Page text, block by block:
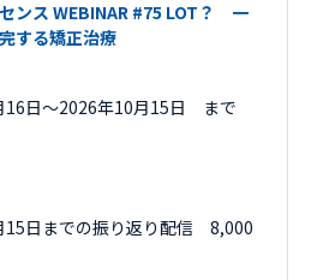
ンス WEBINAR #75 LOT？ 一
する矯正治療
16日〜2026年10月15日 まで
15日までの振り返り配信 8,000